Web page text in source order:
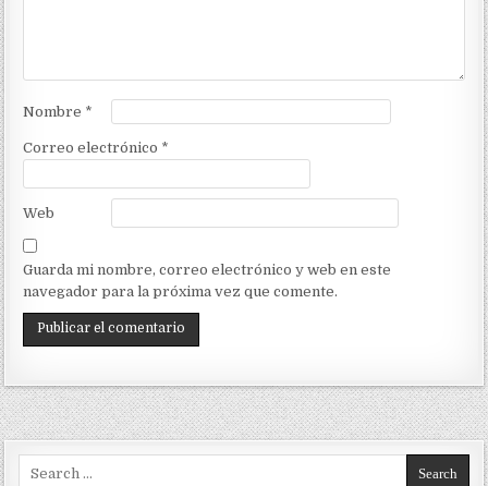
Nombre *
Correo electrónico *
Web
Guarda mi nombre, correo electrónico y web en este
navegador para la próxima vez que comente.